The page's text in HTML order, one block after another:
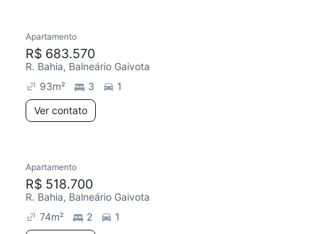
Chegou este mês
Apartamento
R$ 683.570
R. Bahia, Balneário Gaivota
93m² 3
1
Ver contato
Chegou este mês
Apartamento
R$ 518.700
R. Bahia, Balneário Gaivota
74m² 2
1